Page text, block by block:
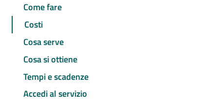
Come fare
Costi
Cosa serve
Cosa si ottiene
Tempi e scadenze
Accedi al servizio